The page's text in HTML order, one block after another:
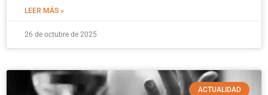
LEER MÁS »
26 de octubre de 2025
ACTUALIDAD